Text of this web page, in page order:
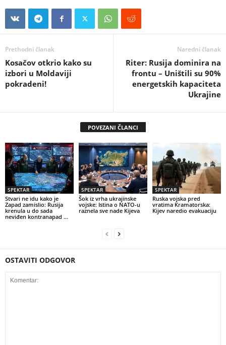
Prethodni članak
Kosačov otkrio kako su
izbori u Moldaviji
pokradeni!
Naredni članak
Riter: Rusija dominira na
frontu – Uništili su 90%
energetskih kapaciteta
Ukrajine
POVEZANI ČLANCI
SPEKTAR
Stvari ne idu kako je
Zapad zamislio: Rusija
krenula u do sada
neviđen kontranapad …
SPEKTAR
Šok iz vrha ukrajinske
vojske: Istina o NATO-u
raznela sve nade Kijeva
SPEKTAR
Ruska vojska pred
vratima Kramatorska:
Kijev naredio evakuaciju
OSTAVITI ODGOVOR